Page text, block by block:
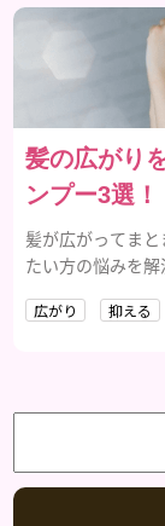
髪の広がり
ンプー3選！
髪が広がってま
たい方の悩みを
広がり 抑える
検索